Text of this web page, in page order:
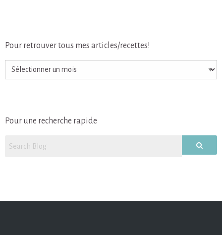
Pour retrouver tous mes articles/recettes!
Pour
retrouver
articles/recettes!
Pour une recherche rapide